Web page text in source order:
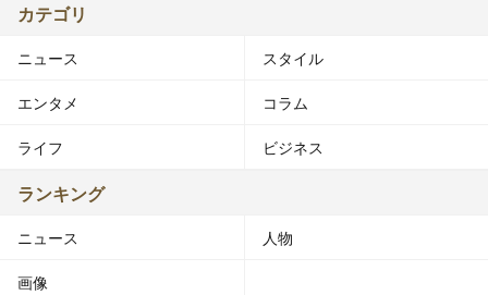
カテゴリ
ニュース スタイル
エンタメ コラム
ライフ ビジネス
ランキング
ニュース 人物
画像